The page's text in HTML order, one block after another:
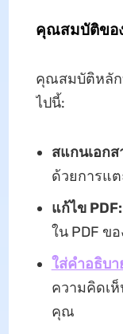
คุณสมบัติของ
คุณสมบัติหลัก
ไปนี้:
สแกนเอกส
ด้วยการแต
แก้ไข PDF:
ใน PDF ข
ใส่คำอธิบา
ความคิดเห็
คุณ